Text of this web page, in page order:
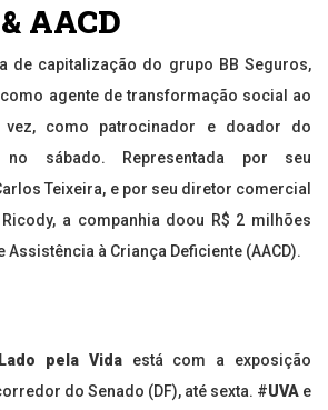
AACD
de capitalização do grupo BB Seguros,
agente de transformação social ao
vez, como patrocinador e doador do
no sábado. Representada por seu
Teixeira, e por seu diretor comercial
a companhia doou R$ 2 milhões
à Criança Deficiente (AACD).
pela Vidaestá com a exposição
do Senado (DF), até sexta. #UVA e